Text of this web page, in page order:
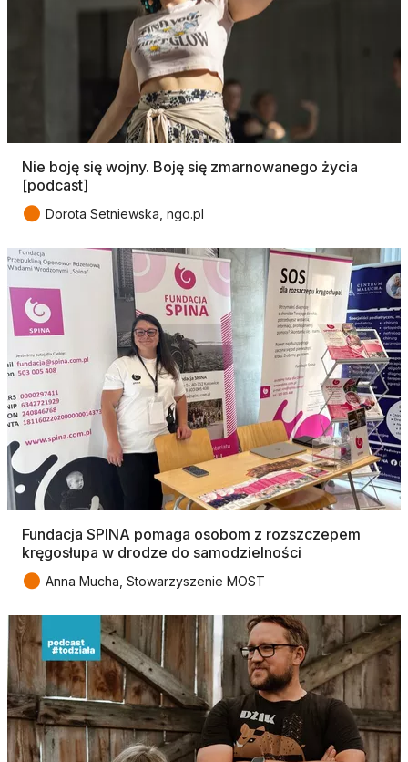
Nie boję się wojny. Boję się zmarnowanego życia
[podcast]
● Dorota Setniewska, ngo.pl
Fundacja SPINA pomaga osobom z rozszczepem
kręgosłupa w drodze do samodzielności
● Anna Mucha, Stowarzyszenie MOST